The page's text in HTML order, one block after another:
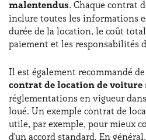
malentendus. Chaque contrat
inclure toutes les informations
durée de la location, le coût
paiement et les responsabilités
Il est également recommandé
contrat de location de voiture
réglementations en vigueur
loué. Un exemple contrat de
utile, par exemple, pour mieux
d'un accord standard. En